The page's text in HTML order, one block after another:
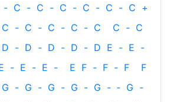
- C - C - C - C - C - C +
C - C - C - C - C C - C
D - D - D - D - D E - E -
- E - E - E F - F - F
F
G - G - G - G - G - ‐ G -